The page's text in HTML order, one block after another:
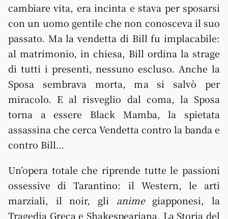
cambiare vita, era incinta e stava per sposarsi
con un uomo gentile che non conosceva il suo
passato. Ma la vendetta di Bill fu implacabile:
al matrimonio, in chiesa, Bill ordina la strage
di tutti i presenti, nessuno escluso. Anche la
Sposa sembrava morta, ma si salvò per
miracolo. E al risveglio dal coma, la Sposa
torna a essere Black Mamba, la spietata
assassina che cerca Vendetta contro la banda e
contro Bill…
Un’opera totale che riprende tutte le passioni
ossessive di Tarantino: il Western, le arti
marziali, il noir, gli anime giapponesi, la
Tragedia Greca e Shakespeariana. La Storia del